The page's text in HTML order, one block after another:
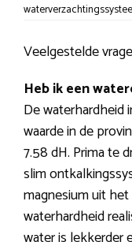
Veelgestelde
Heb ik een
De waterhardheid
waarde in de
7.58 dH. Prima te
slim
magnesium uit
waterhardheid